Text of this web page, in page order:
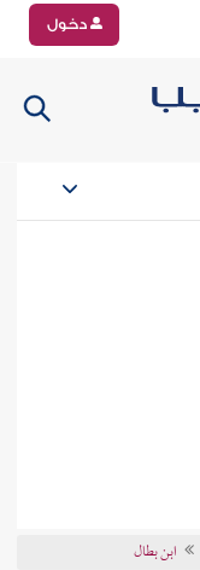
دخول
ابن بطال